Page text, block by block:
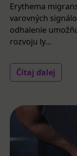
Erythema
varovných
odhalenie
rozvoju ly...
Čítaj ďalej